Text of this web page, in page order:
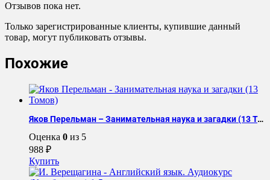
Отзывов пока нет.
Только зарегистрированные клиенты, купившие данный
товар, могут публиковать отзывы.
Похожие
Яков Перельман – Занимательная наука и загадки (13 Томов)
Оценка 0 из 5
988 ₽
Купить